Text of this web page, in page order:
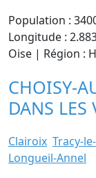
Population :
Longitude :
Oise | Région :
CHOISY-
DANS LES
Clairoix Tracy-
Longueil-Annel